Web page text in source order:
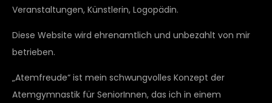
Veranstaltungen, Künstlerin, Logopädin.
Diese Website wird ehrenamtlich und unbezahlt von mir
betrieben.
„Atemfreude“ ist mein schwungvolles Konzept der
Atemgymnastik für SeniorInnen, das ich in einem